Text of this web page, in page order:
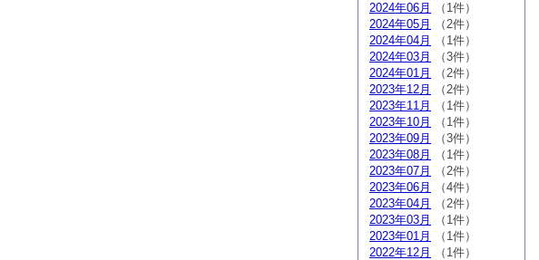
2024年06月
（1件）
2024年05月
（2件）
2024年04月
（1件）
2024年03月
（3件）
2024年01月
（2件）
2023年12月
（2件）
2023年11月
（1件）
2023年10月
（1件）
2023年09月
（3件）
2023年08月
（1件）
2023年07月
（2件）
2023年06月
（4件）
2023年04月
（2件）
2023年03月
（1件）
2023年01月
（1件）
2022年12月
（1件）